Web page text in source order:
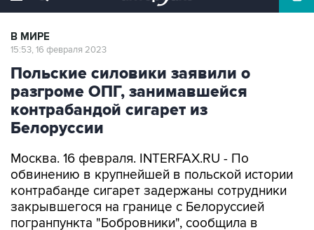
В МИРЕ
15:53, 16 февраля 2023
Польские силовики заявили о
разгроме ОПГ, занимавшейся
контрабандой сигарет из
Белоруссии
Москва. 16 февраля. INTERFAX.RU - По
обвинению в крупнейшей в польской истории
контрабанде сигарет задержаны сотрудники
закрывшегося на границе с Белоруссией
погранпункта "Бобровники", сообщила в